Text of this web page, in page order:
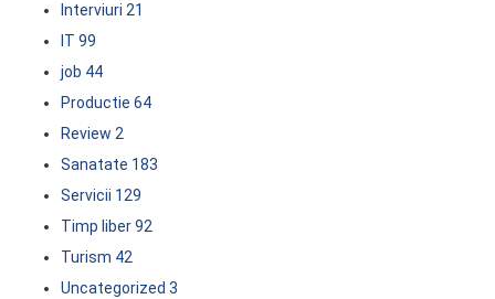
Interviuri 21
IT 99
job 44
Productie 64
Review 2
Sanatate 183
Servicii 129
Timp liber92
Turism 42
Uncategorized 3